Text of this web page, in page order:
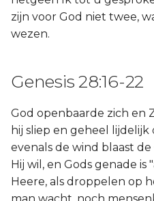
zijn voor God niet twee,
wezen.
Genesis 28:16-22
God openbaarde zich en
hij sliep en geheel
evenals de wind blaast
Hij wil, en Gods genade is
Heere, als droppelen op